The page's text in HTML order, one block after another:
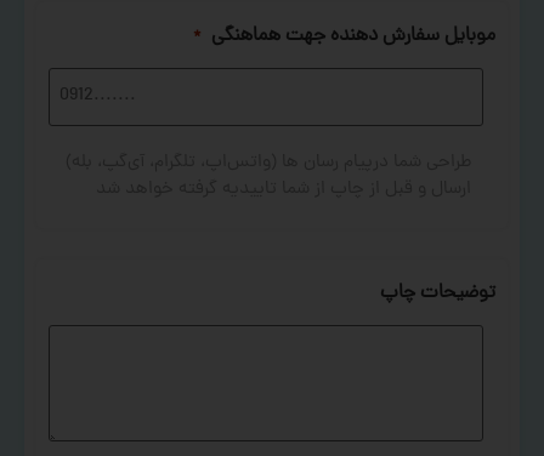
موبایل سفارش دهنده جهت هماهنگی *
توضیحات چاپ